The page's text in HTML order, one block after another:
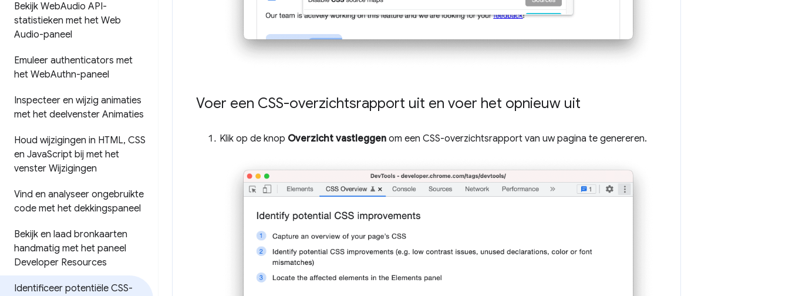
Bekijk WebAudio API-
statistieken met het Web
Audio-paneel
Emuleer authenticators met
het WebAuthn-paneel
Inspecteer en wijzig animaties
met het deelvenster Animaties
Houd wijzigingen in HTML, CSS
en JavaScript bij met het
venster Wijzigingen
Vind en analyseer ongebruikte
code met het dekkingspaneel
Bekijk en laad bronkaarten
handmatig met het paneel
Developer Resources
Identificeer potentiële CSS-
Voer een CSS-overzichtsrapport uit en voer het opnieuw uit
Klik op de knop Overzicht vastleggen om een ​​CSS-overzichtsrapport van uw pagina te genereren.